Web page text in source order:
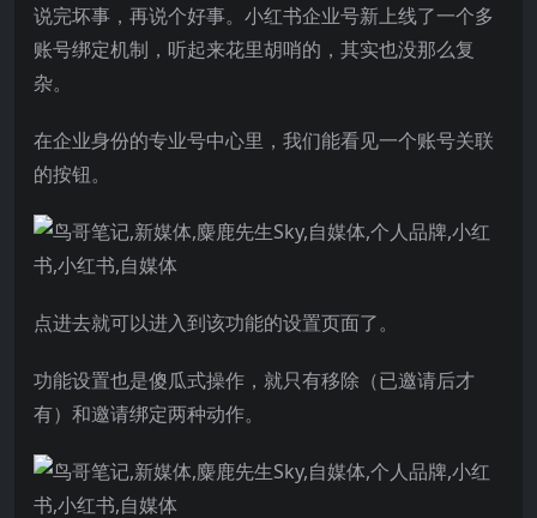
说完坏事，再说个好事。小红书企业号新上线了一个多
账号绑定机制，听起来花里胡哨的，其实也没那么复
杂。
在企业身份的专业号中心里，我们能看见一个账号关联
的按钮。
点进去就可以进入到该功能的设置页面了。
功能设置也是傻瓜式操作，就只有移除（已邀请后才
有）和邀请绑定两种动作。